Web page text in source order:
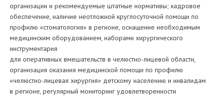
организации и рекомендуемые штатные нормативы; кадровое
обеспечение, наличие неотложной круглосуточной помощи по
профилю «стоматология» в регионе, оснащение необходимым
медицинским оборудованием, наборами хирургического
инструментария
для оперативных вмешательств в челюстно-лицевой области,
организация оказания медицинской помощи по профилю
«челюстно-лицевая хирургия» детскому населению и инвалидам
в регионе, регулярный мониторинг удовлетворенности